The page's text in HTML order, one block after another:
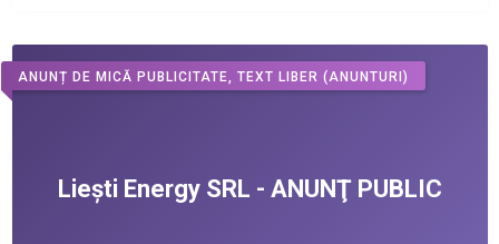
ANUNȚ DE MICĂ PUBLICITATE, TEXT LIBER (ANUNTURI)